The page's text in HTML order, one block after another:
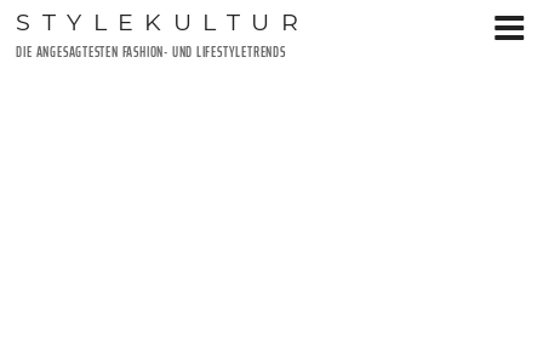
Zum
Inhalt
STYLEKULTUR
DIE ANGESAGTESTEN FASHION- UND LIFESTYLETRENDS